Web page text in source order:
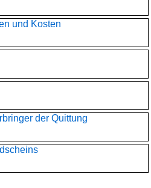
und Kosten
der Quittung